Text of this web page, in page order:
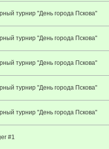
турнир "День города Пскова"
турнир "День города Пскова"
турнир "День города Пскова"
турнир "День города Пскова"
турнир "День города Пскова"
#1